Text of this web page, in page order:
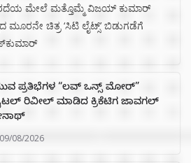
ಮೇಲೆ ಮತ್ತೊಮ್ಮೆ ವಿಜಯ್ ಕುಮಾರ್
ಚಿತ್ರ ‘ಸಿಟಿ ಲೈಟ್ಸ್’ ಬಿಡುಗಡೆಗೆ
ಪ್ರತಿಭೆಗಳ “ಲವ್ ಒನ್ಸ್ ಮೋರ್”
ರಿವೀಲ್ ಮಾಡಿದ ಕ್ರಿಕೆಟಿಗ ಜಾವಗಲ್
09/08/2026